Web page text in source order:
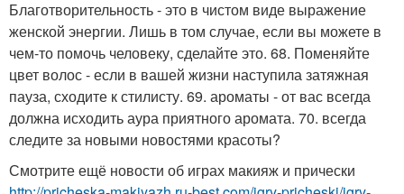
Благотворительность - это в чистом виде выражение
женской энергии. Лишь в том случае, если вы можете в
чем-то помочь человеку, сделайте это. 68. Поменяйте
цвет волос - если в вашей жизни наступила затяжная
пауза, сходите к стилисту. 69. ароматы - от вас всегда
должна исходить аура приятного аромата. 70. всегда
следите за новыми новостями красоты?
Смотрите ещё новости об играх макияж и прически